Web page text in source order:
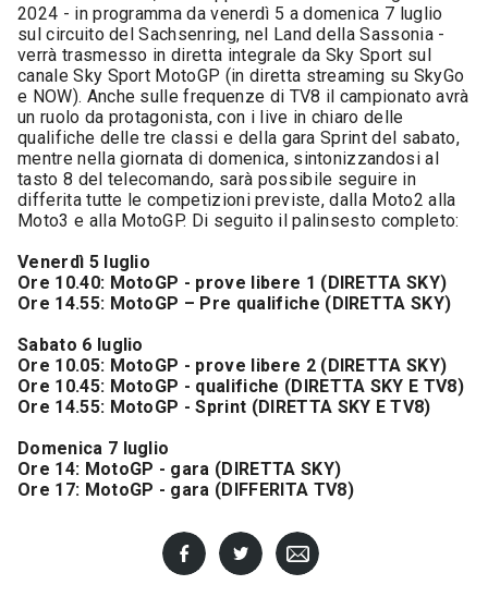
2024 - in programma da venerdì 5 a domenica 7 luglio
sul circuito del Sachsenring, nel Land della Sassonia -
verrà trasmesso in diretta integrale da Sky Sport sul
canale Sky Sport MotoGP (in diretta streaming su SkyGo
e NOW). Anche sulle frequenze di TV8 il campionato avrà
un ruolo da protagonista, con i live in chiaro delle
qualifiche delle tre classi e della gara Sprint del sabato,
mentre nella giornata di domenica, sintonizzandosi al
tasto 8 del telecomando, sarà possibile seguire in
differita tutte le competizioni previste, dalla Moto2 alla
Moto3 e alla MotoGP. Di seguito il palinsesto completo:
Venerdì 5 luglio
Ore 10.40: MotoGP - prove libere 1 (DIRETTA SKY)
Ore 14.55: MotoGP – Pre qualifiche (DIRETTA SKY)
Sabato 6 luglio
Ore 10.05: MotoGP - prove libere 2 (DIRETTA SKY)
Ore 10.45: MotoGP - qualifiche (DIRETTA SKY E TV8)
Ore 14.55: MotoGP - Sprint (DIRETTA SKY E TV8)
Domenica 7 luglio
Ore 14: MotoGP - gara (DIRETTA SKY)
Ore 17: MotoGP - gara (DIFFERITA TV8)